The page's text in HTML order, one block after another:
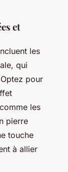
et
les
qui
pour
les
pierre
touche
à allier